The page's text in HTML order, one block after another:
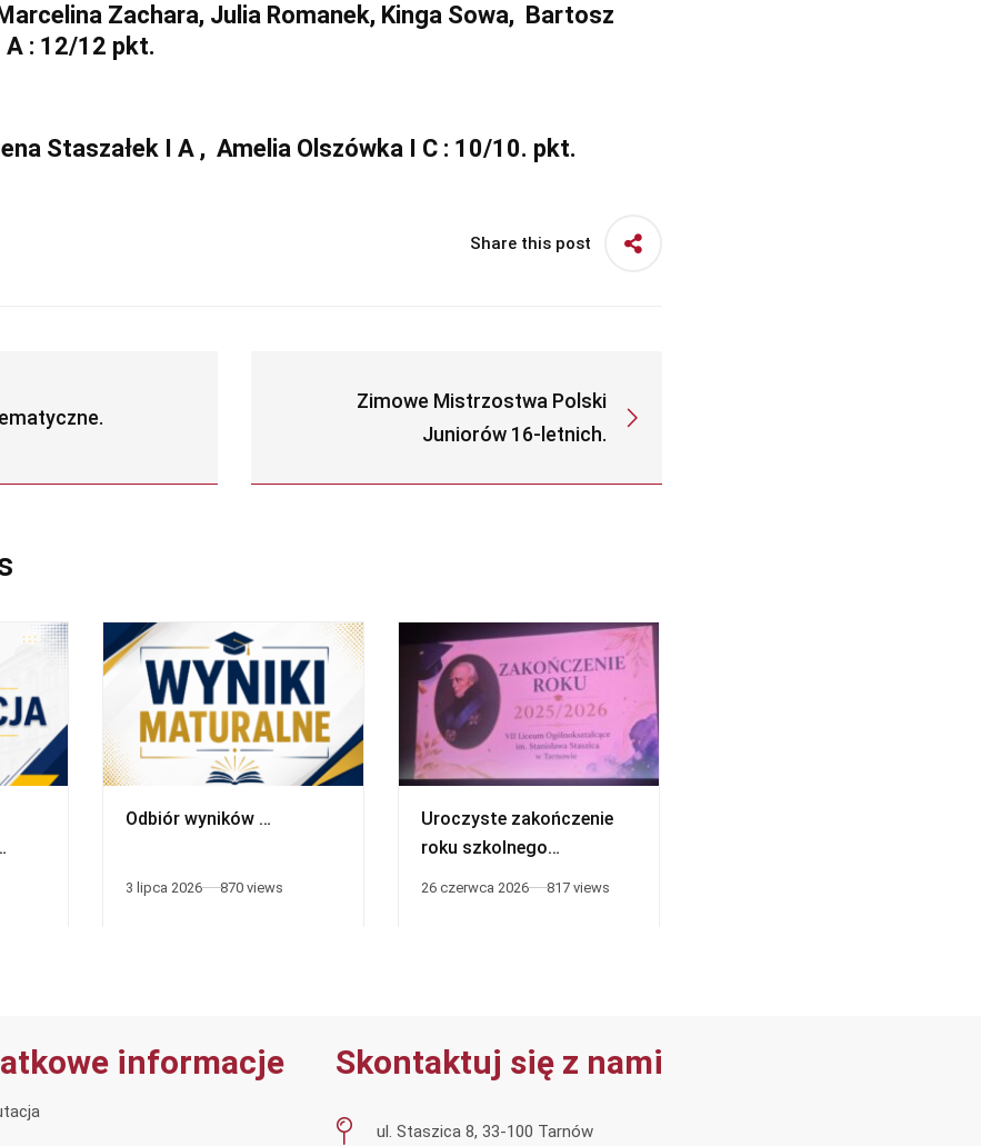
Zachara, Julia Romanek, Kinga Sowa, Bartosz
: 12/12 pkt.
Staszałek I A , Amelia Olszówka I C : 10/10. pkt.
Share this post
Zimowe Mistrzostwa Polski
Juniorów 16-letnich.
Odbiór wyników …
3 lipca 2026 870 views
Uroczyste zakończenie
roku szkolnego
26 czerwca 2026 817 views
informacje Skontaktuj się z nami
ul. Staszica 8, 33-100 Tarnów